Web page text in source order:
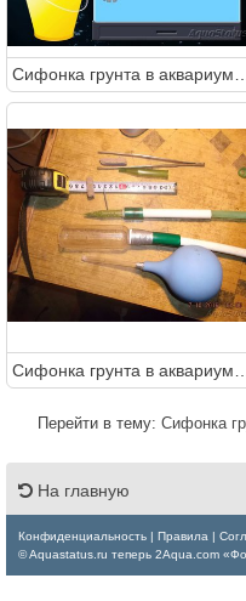
Перейти в тему: Сифонка
На главную
Конфиденциальность | Правила |
© Aquastatus.ru теперь 2Aqua.com